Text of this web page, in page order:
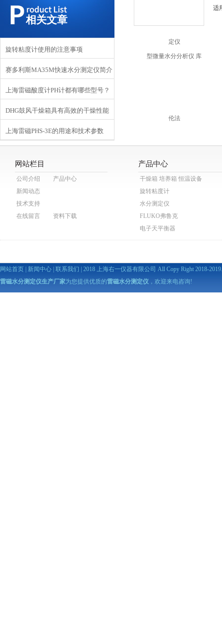
相关文章
旋转粘度计使用的注意事项
赛多利斯MA35M快速水分测定仪简介
和技术参数
上海雷磁酸度计PH计都有哪些型号？
DHG鼓风干燥箱具有高效的干燥性能
上海雷磁PHS-3E的用途和技术参数
适
网站栏目
公司介绍
产品中心
新闻动态
技术支持
在线留言
资料下载
产品中心
干燥箱 培养箱 恒温设备
旋转粘度计
水分测定仪
FLUKO弗鲁克
电子天平衡器
网站首页 新闻中心 联系我们 | 2018 上海右一仪器有限公司 All Copy Right 2018-
雷磁水分测定仪生产厂家为您提供优质的雷磁水分测定仪 ，欢迎来电咨询!